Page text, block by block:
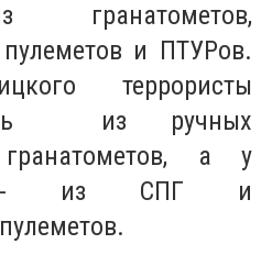
и ПТУРов.
террористы
из ручных
гранатометов, а у
2 - из СПГ и